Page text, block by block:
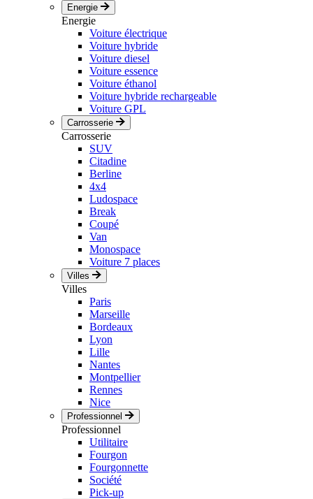
Energie
Energie
Voiture électrique
Voiture hybride
Voiture diesel
Voiture essence
Voiture éthanol
Voiture hybride rechargeable
Voiture GPL
Carrosserie
Carrosserie
SUV
Citadine
Berline
4x4
Ludospace
Break
Coupé
Van
Monospace
Voiture 7 places
Villes
Villes
Paris
Marseille
Bordeaux
Lyon
Lille
Nantes
Montpellier
Rennes
Nice
Professionnel
Professionnel
Utilitaire
Fourgon
Fourgonnette
Société
Pick-up